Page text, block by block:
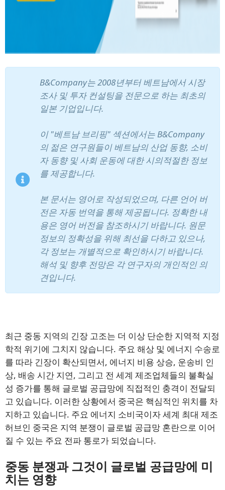
B&Company는 2008년부터 베트남에서 시장
조사 및 투자 컨설팅을 전문으로 하는 최초의
일본 기업입니다.
이 "베트남 브리핑" 섹션에서는 B&Company
의 젊은 연구원들이 베트남의 산업 동향, 소비
자 동향 및 사회 운동에 대한 시의적절한 정보
를 제공합니다.
본 문서는 영어로 작성되었으며, 다른 언어 버
전은 자동 번역을 통해 제공됩니다. 정확한 내
용은 영어 버전을 참조하시기 바랍니다. 원문
정보의 정확성을 위해 최선을 다하고 있으나,
각 정보는 개별적으로 확인하시기 바랍니다.
해석 및 향후 전망은 각 연구자의 개인적인 의
견입니다.
최근 중동 지역의 긴장 고조는 더 이상 단순한 지역적 지정
학적 위기에 그치지 않습니다. 주요 해상 및 에너지 수송로
를 따라 긴장이 확산되면서, 에너지 비용 상승, 운송비 인
상, 배송 시간 지연, 그리고 전 세계 제조업체들의 불확실
성 증가를 통해 글로벌 공급망에 직접적인 충격이 전달되
고 있습니다. 이러한 상황에서 중국은 핵심적인 위치를 차
지하고 있습니다. 주요 에너지 소비국이자 세계 최대 제조
허브인 중국은 지역 분쟁이 글로벌 공급망 혼란으로 이어
질 수 있는 주요 전파 통로가 되었습니다.
중동 분쟁과 그것이 글로벌 공급망에 미
치는 영향
뉴스레터 구독